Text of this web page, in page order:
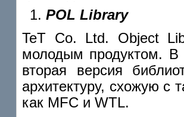
POL Library
TeT Co. Ltd. Object
молодым продуктом. В
вторая версия
архитектуру, схожую с
как MFC и WTL.